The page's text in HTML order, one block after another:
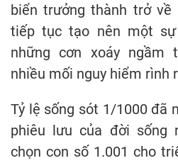
biển trưởng thành trở
tiếp tục tạo nên một
những cơn xoáy ngầm
nhiều mối nguy hiểm rình
Tỷ lệ sống sót 1/1000 đã
phiêu lưu của đời sống
chọn con số 1.001 cho